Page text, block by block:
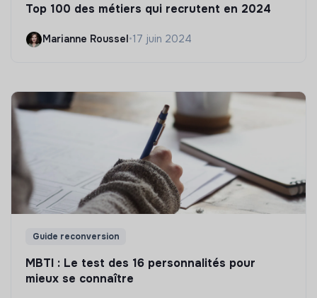
Top 100 des métiers qui recrutent en 2024
Marianne Roussel•17 juin 2024
Guide reconversion
MBTI : Le test des 16 personnalités pour
mieux se connaître